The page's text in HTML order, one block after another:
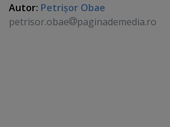
Autor: Petrişor Obae
petrisor.obae
paginademedia.ro